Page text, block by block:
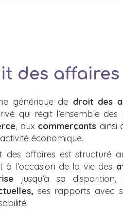
des affaires
générique de droit des
qui régit l’ensemble
, aux commerçants ainsi
économique.
des affaires est structuré
à l’occasion de la vie des
jusqu’à sa
ses rapports avec